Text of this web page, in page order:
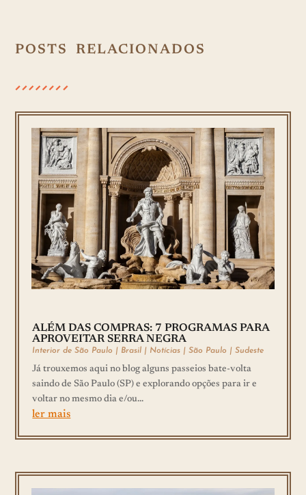
POSTS RELACIONADOS
ALÉM DAS COMPRAS: 7 PROGRAMAS PARA
APROVEITAR SERRA NEGRA
Interior de São Paulo | Brasil | Notícias |São Paulo |Sudeste
Já trouxemos aqui no blog alguns passeios bate-volta
saindo de São Paulo (SP) e explorando opções para ir e
voltar no mesmo dia e/ou...
ler mais